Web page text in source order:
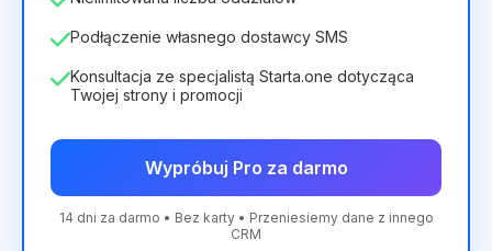
Podłączenie własnego dostawcy SMS
Konsultacja ze specjalistą Starta.one dotycząca
Twojej strony i promocji
Wypróbuj Pro za darmo
14 dni za darmo • Bez karty • Przeniesiemy dane z innego
CRM